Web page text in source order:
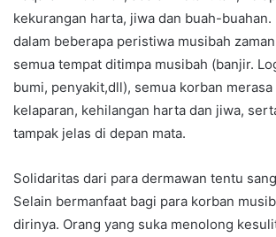
kekurangan harta, jiwa dan buah-buahan.
dalam beberapa peristiwa musibah
semua tempat ditimpa musibah (banjir.
bumi, penyakit,dll), semua korban
kelaparan, kehilangan harta dan jiwa,
tampak jelas di depan mata.
Solidaritas dari para dermawan tentu
Selain bermanfaat bagi para korban
dirinya. Orang yang suka menolong